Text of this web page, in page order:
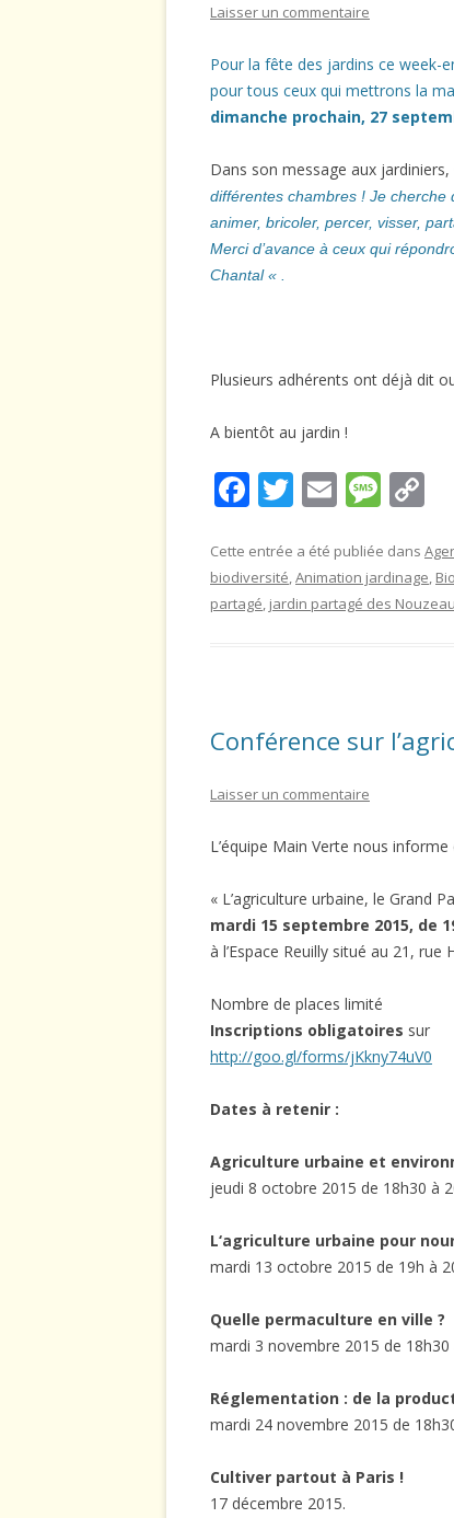
LÉGAL
LA BONNE HERBE DU
LES CONSEILS DU
LES CONSEILS DU
LIENS – ADRESSES ET
CAFARDAGES
Laisser un commentaire
Pour la fête des jardins ce week-
pour tous ceux qui mettrons la
dimanche prochain, 27
Dans son message aux
différentes chambres ! Je cherche
animer, bricoler, percer, visser,
Merci d’avance à ceux qui
Chantal « .
Plusieurs adhérents ont déjà dit
A bientôt au jardin !
F
e
b
T
itt
er
E
ai
l
M
ss
a
p
y
Cette entrée a été publiée dans
biodiversité,Animation jardinage,
partagé, jardin partagé des
Conférence sur
Laisser un commentaire
L’équipe Main Verte nous
« L’agriculture urbaine, le Grand
mardi 15 septembre 2015, de
à l’Espace Reuilly situé au 21, rue
Nombre de places limité
Inscriptions obligatoires sur
http://goo.gl/forms/jKkny74uV0
Dates à retenir :
Agriculture urbaine et
jeudi 8 octobre 2015 de 18h30 à
L‘agriculture urbaine pour
mardi 13 octobre 2015 de 19h à
Quelle permaculture en ville ?
mardi 3 novembre 2015 de 18h30
Réglementation : de la
mardi 24 novembre 2015 de
Cultiver partout à Paris !
17 décembre 2015.